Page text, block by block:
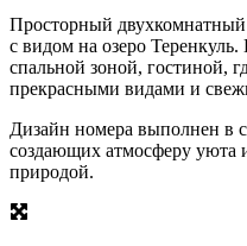
Просторный
с видом на озеро
спальной зоной, гостиной,
прекрасными видами и
Дизайн номера выполнен в
создающих атмосферу
природой.